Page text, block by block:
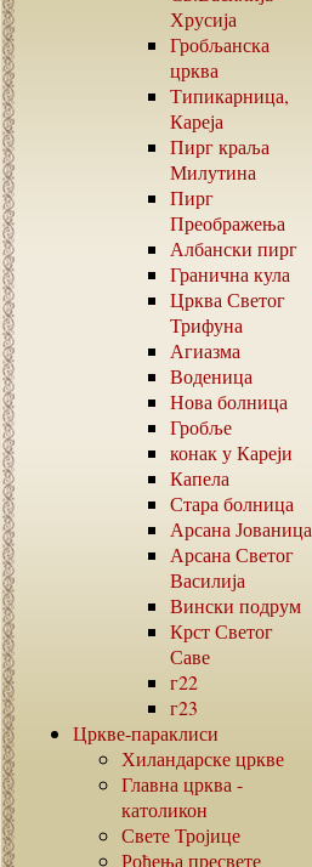
Хрусија
Гробљанска
црква
Типикарница,
Кареја
Пирг краља
Милутина
Пирг
Преображења
Албански пирг
Гранична кула
Црква Светог
Трифуна
Агиазма
Воденица
Нова болница
Гробље
конак у Кареји
Капела
Стара болница
Арсана Јованица
Арсана Светог
Василија
Вински подрум
Крст Светог
Саве
г22
г23
Цркве-параклиси
Хиландарске цркве
Главна црква -
католикон
Свете Тројице
Рођења пресвете